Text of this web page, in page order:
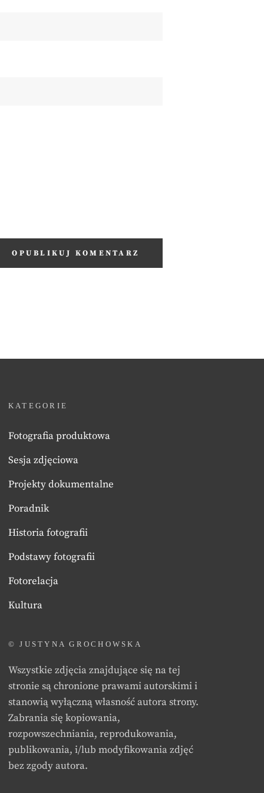
KATEGORIE
Fotografia produktowa
Sesja zdjęciowa
Projekty dokumentalne
Poradnik
Historia fotografii
Podstawy fotografii
Fotorelacja
Kultura
© JUSTYNA GROCHOWSKA
Wszystkie zdjęcia znajdujące się na tej
stronie są chronione prawami autorskimi i
stanowią wyłączną własność autora strony.
Zabrania się kopiowania,
rozpowszechniania, reprodukowania,
publikowania, i/lub modyfikowania zdjęć
bez zgody autora.